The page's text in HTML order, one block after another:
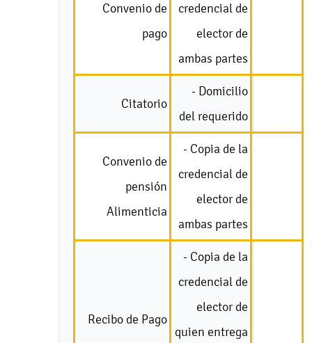
Convenio de
pago
credencial de
elector de
ambas partes
Citatorio
- Domicilio
del requerido
Convenio de
pensión
Alimenticia
- Copia de la
credencial de
elector de
ambas partes
Recibo de Pago
- Copia de la
credencial de
elector de
quien entrega